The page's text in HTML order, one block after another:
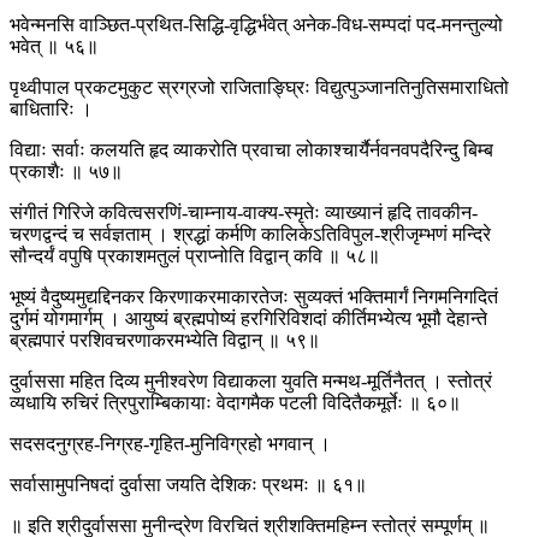
भवेन्मनसि वाञ्छित-प्रथित-सिद्धि-वृद्धिर्भवेत् अनेक-विध-सम्पदां पद-मनन्तुल्यो
भवेत् ॥ ५६॥
पृथ्वीपाल प्रकटमुकुट स्रग्रजो राजिताङ्घ्रिः विद्युत्पुञ्जानतिनुतिसमाराधितो
बाधितारिः ।
विद्याः सर्वाः कलयति हृद व्याकरोति प्रवाचा लोकाश्चार्यैर्नवनवपदैरिन्दु बिम्ब
प्रकाशैः ॥ ५७॥
संगीतं गिरिजे कवित्वसरणिं-चाम्नाय-वाक्य-स्मृतेः व्याख्यानं हृदि तावकीन-
चरणद्वन्दं च सर्वज्ञताम् । श्रद्धां कर्मणि कालिकेऽतिविपुल-श्रीजृम्भणं मन्दिरे
सौन्दर्यं वपुषि प्रकाशमतुलं प्राप्नोति विद्वान् कवि ॥ ५८॥
भूष्यं वैदुष्यमुद्यद्दिनकर किरणाकरमाकारतेजः सुव्यक्तं भक्तिमार्गं निगमनिगदितं
दुर्गमं योगमार्गम् । आयुष्यं ब्रह्मपोष्यं हरगिरिविशदां कीर्तिमभ्येत्य भूमौ देहान्ते
ब्रह्मपारं परशिवचरणाकरमभ्येति विद्वान् ॥ ५९॥
दुर्वाससा महित दिव्य मुनीश्वरेण विद्याकला युवति मन्मथ-मूर्तिनैतत् । स्तोत्रं
व्यधायि रुचिरं त्रिपुराम्बिकायाः वेदागमैक पटली विदितैकमूर्तेः ॥ ६०॥
सदसदनुग्रह-निग्रह-गृहित-मुनिविग्रहो भगवान् ।
सर्वासामुपनिषदां दुर्वासा जयति देशिकः प्रथमः ॥ ६१॥
॥ इति श्रीदुर्वाससा मुनीन्द्रेण विरचितं श्रीशक्तिमहिम्न स्तोत्रं सम्पूर्णम् ॥